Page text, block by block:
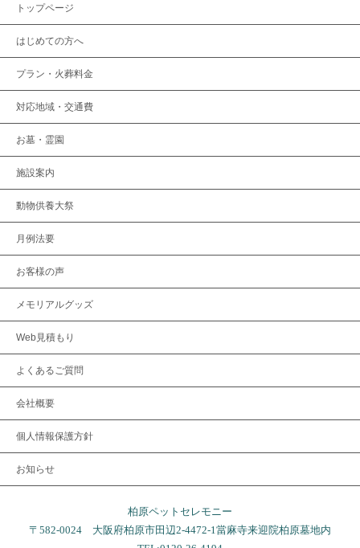
トップページ
はじめての方へ
プラン・火葬料金
対応地域・交通費
お墓・霊園
施設案内
動物供養大祭
月例法要
お客様の声
メモリアルグッズ
Web見積もり
よくあるご質問
会社概要
個人情報保護方針
お知らせ
柏原ペットセレモニー
〒582-0024 大阪府柏原市田辺2-4472-1當麻寺来迎院柏原墓地内